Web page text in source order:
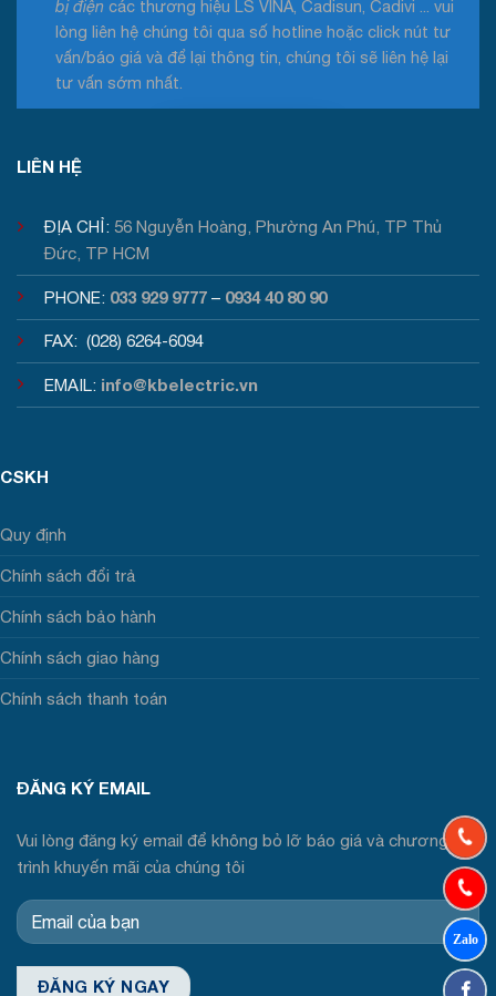
bị điện các thương hiệu LS VINA, Cadisun, Cadivi ... vui
lòng liên hệ chúng tôi qua số hotline hoặc click nút tư
vấn/báo giá và để lại thông tin, chúng tôi sẽ liên hệ lại
tư vấn sớm nhất.
LIÊN HỆ
ĐỊA CHỈ: 56 Nguyễn Hoàng, Phường An Phú, TP Thủ
Đức, TP HCM
PHONE: 033 929 9777 – 0934 40 80 90
FAX: (028) 6264-6094
EMAIL: info@kbelectric.vn
CSKH
Quy định
Chính sách đổi trả
Chính sách bảo hành
Chính sách giao hàng
Chính sách thanh toán
ĐĂNG KÝ EMAIL
Vui lòng đăng ký email để không bỏ lỡ báo giá và chương
trình khuyến mãi của chúng tôi